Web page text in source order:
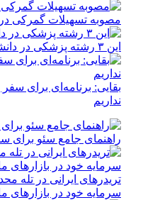
مصوبه تسهیلات گمرکی
این ۳ رشته پزشکی در دانشگاه‌ها مشتری ندارد!
بقایی: برنامه‌ای برای
نداریم
راهنمای جامع سئو برای
تریدرهای ایرانی در تله
سرمایه خود در